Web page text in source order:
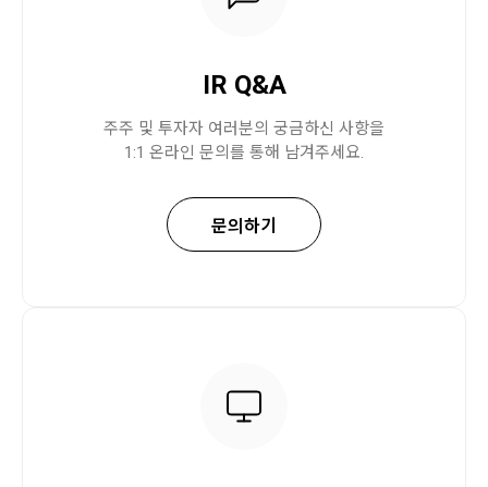
IR Q&A
주주 및 투자자 여러분의 궁금하신 사항을
1:1 온라인 문의를 통해 남겨주세요.
문의하기